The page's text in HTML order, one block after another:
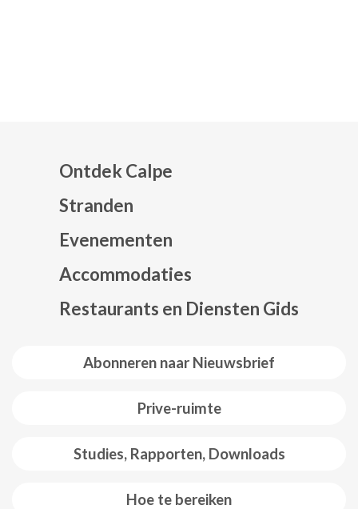
Abonneren naar Nieuwsbrief
Prive-ruimte
Studies, Rapporten, Downloads
Hoe te bereiken
Ontdek Calpe
Stranden
Evenementen
Accommodaties
Restaurants en Diensten Gids